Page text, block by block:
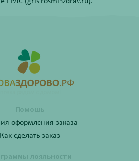
Помощь
оформления заказа
Как сделать заказ
лояльности